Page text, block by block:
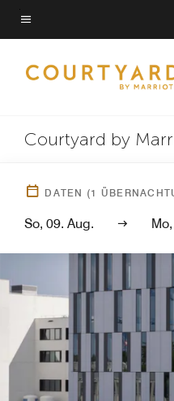
Skip
to
content
Menütext
Courtyard by
DATEN (1
So, 09. Aug.